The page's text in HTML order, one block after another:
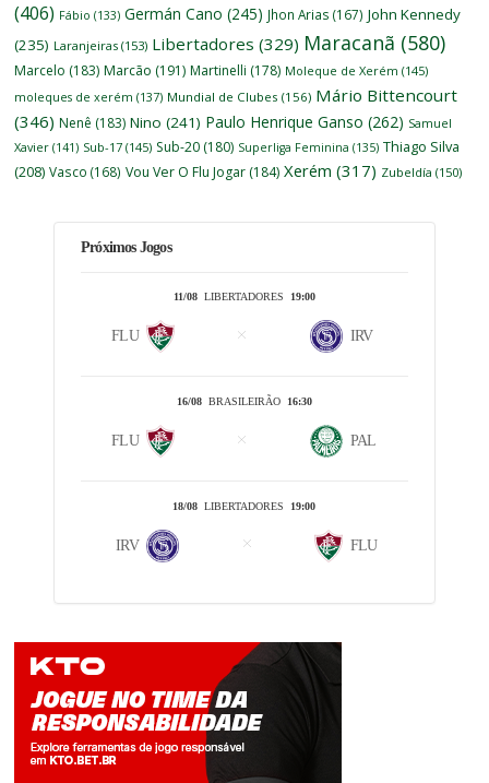
(406) Fábio (133) Germán Cano (245) Jhon Arias (167) John Kennedy
(235) Laranjeiras (153) Libertadores (329) Maracanã (580)
Marcelo (183) Marcão (191) Martinelli (178) Moleque de Xerém (145)
moleques de xerém (137) Mundial de Clubes (156) Mário Bittencourt
(346) Nenê (183) Nino (241) Paulo Henrique Ganso (262) Samuel
Xavier (141) Sub-17 (145) Sub-20 (180) Superliga Feminina (135) Thiago Silva
(208) Vasco (168) Vou Ver O Flu Jogar (184) Xerém (317) Zubeldía (150)
Próximos Jogos
11/08LIBERTADORES 19:00
FLU IRV
16/08BRASILEIRÃO 16:30
FLU PAL
18/08 LIBERTADORES 19:00
IRV FLU